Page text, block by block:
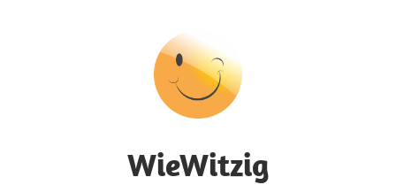
WieWitzig